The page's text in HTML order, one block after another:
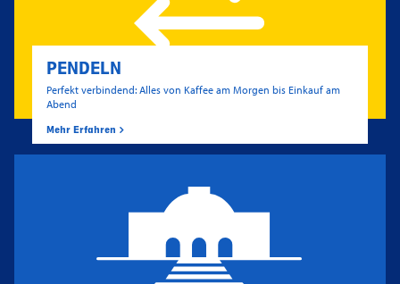
PENDELN
Perfekt verbindend: Alles von Kaffee am Morgen bis Einkauf am
Abend
Mehr Erfahren